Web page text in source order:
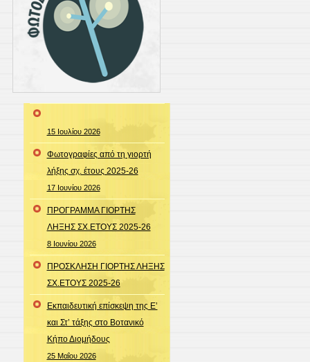
15 Ιουλίου 2026
Φωτογραφίες από τη γιορτή
λήξης σχ. έτους 2025-26
17 Ιουνίου 2026
ΠΡΟΓΡΑΜΜΑ ΓΙΟΡΤΗΣ
ΛΗΞΗΣ ΣΧ.ΕΤΟΥΣ 2025-26
8 Ιουνίου 2026
ΠΡΟΣΚΛΗΣΗ ΓΙΟΡΤΗΣ ΛΗΞΗΣ
ΣΧ.ΕΤΟΥΣ 2025-26
Εκπαιδευτική επίσκεψη της Ε’
και Στ’ τάξης στο Βοτανικό
Κήπο Διομήδους
25 Μαΐου 2026